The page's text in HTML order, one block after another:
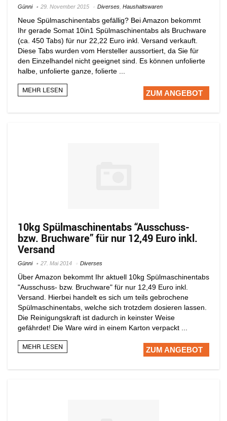
Günni 29. November 2015 Diverses Haushaltswaren
Neue Spülmaschinentabs gefällig? Bei Amazon bekommt
Ihr gerade Somat 10in1 Spülmaschinentabs als Bruchware
(ca. 450 Tabs) für nur 22,22 Euro inkl. Versand verkauft.
Diese Tabs wurden vom Hersteller aussortiert, da Sie für
den Einzelhandel nicht geeignet sind. Es können unfolierte
halbe, unfolierte ganze, folierte ...
MEHR LESEN ZUM ANGEBOT
10kg Spülmaschinentabs “Ausschuss-
bzw. Bruchware” für nur 12,49 Euro inkl.
Versand
Günni 27. Mai 2014 Diverses
Über Amazon bekommt Ihr aktuell 10kg Spülmaschinentabs
"Ausschuss- bzw. Bruchware" für nur 12,49 Euro inkl.
Versand. Hierbei handelt es sich um teils gebrochene
Spülmaschinentabs, welche sich trotzdem dosieren lassen.
Die Reinigungskraft ist dadurch in keinster Weise
gefährdet! Die Ware wird in einem Karton verpackt ...
MEHR LESEN ZUM ANGEBOT